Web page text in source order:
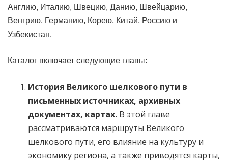
Англию, Италию, Швецию, Данию, Швейцарию,
Венгрию, Германию, Корею, Китай, Россию и
Узбекистан.
Каталог включает следующие главы:
История Великого шелкового пути в
письменных источниках, архивных
документах, картах. В этой главе
рассматриваются маршруты Великого
шелкового пути, его влияние на культуру и
экономику региона, а также приводятся карты,